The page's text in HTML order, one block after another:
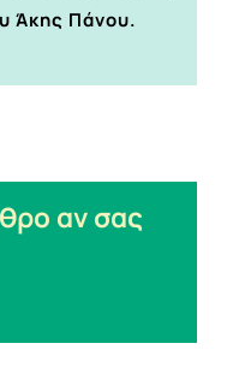
Άκης Πάνου.
αν σας